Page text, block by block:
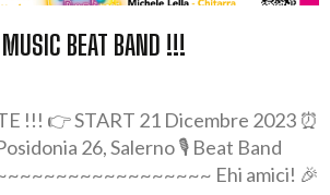
BEAT BAND !!!
!!! 👉 START 21 Dicembre 2023 ⏰
26, Salerno 🎙️ Beat Band
Ehi amici! 🎉